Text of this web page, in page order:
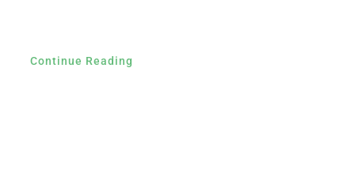
Continue Reading